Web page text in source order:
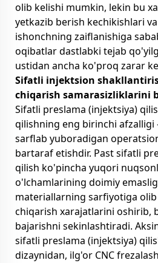
olib kelishi mumkin, lekin bu
yetkazib berish kechikishlari
ishonchning zaiflanishiga
oqibatlar dastlabki tejab
ustidan ancha ko'proq zarar
Sifatli injektsion
chiqarish samarasizliklarini
Sifatli preslama (injektsiya)
qilishning eng birinchi
sarflab yuboradigan
bartaraf etishdir. Past sifatli
qilish ko'pincha yuqori
o'lchamlarining doimiy
materiallarning sarfiyotiga olib
chiqarish xarajatlarini oshirib,
bajarishni sekinlashtiradi.
sifatli preslama (injektsiya)
dizaynidan, ilg'or CNC